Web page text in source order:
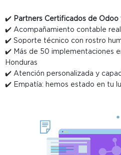
✔️ Partners Certificados de Odoo
✔️ Acompañamiento contable
✔️ Soporte técnico con rostro
✔️ Más de 50 implementaciones
Honduras
✔️ Atención personalizada y
✔️ Empatía: hemos estado en tu